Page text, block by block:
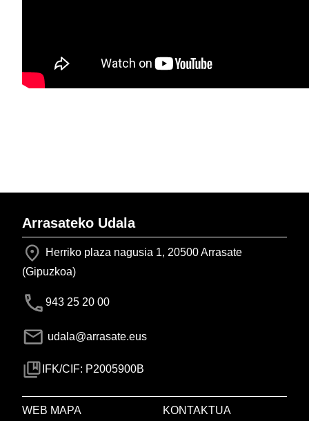
Arrasateko Udala
Herriko plaza nagusia 1, 20500 Arrasate
(Gipuzkoa)
943 25 20 00
udala@arrasate.eus
IFK/CIF: P2005900B
WEB MAPA KONTAKTUA